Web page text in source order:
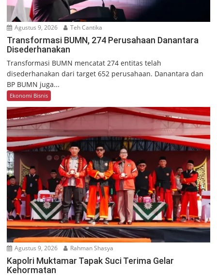
Agustus 9, 2026 Teh Cantika
Transformasi BUMN, 274 Perusahaan Danantara
Disederhanakan
Transformasi BUMN mencatat 274 entitas telah
disederhanakan dari target 652 perusahaan. Danantara dan
BP BUMN juga...
Ekonomi Bisnis
Agustus 9, 2026 Rahman Shasya
Kapolri Muktamar Tapak Suci Terima Gelar
Kehormatan